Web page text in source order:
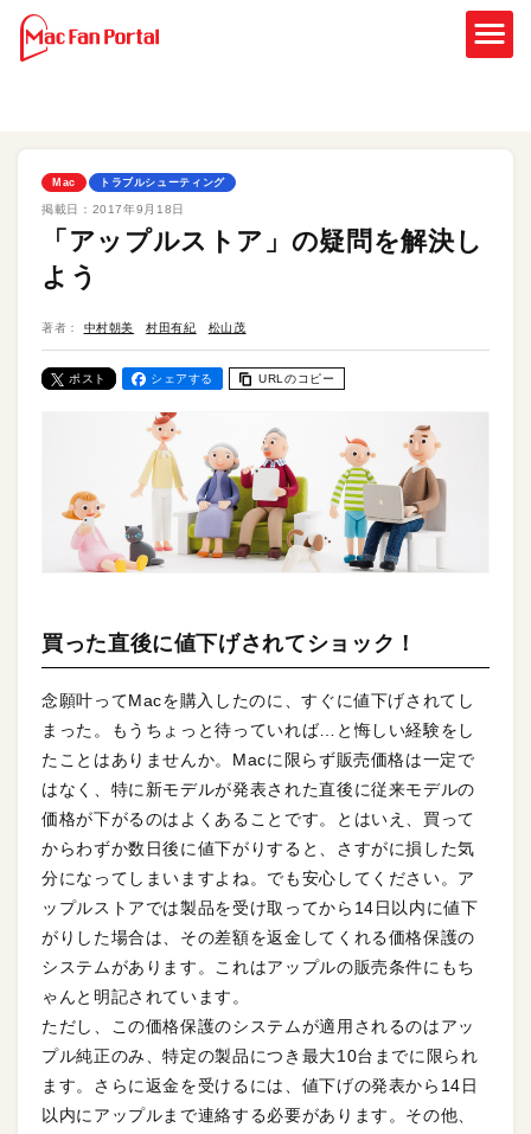
Mac トラブルシューティング
掲載日： 2017年9月18日
「アップルストア」の疑問を解決し
よう
著者： 中村朝美 村田有紀 松山茂
ポスト シェアする URLのコピー
買った直後に値下げされてショック！
念願叶ってMacを購入したのに、すぐに値下げされてし
まった。もうちょっと待っていれば…と悔しい経験をし
たことはありませんか。Macに限らず販売価格は一定で
はなく、特に新モデルが発表された直後に従来モデルの
価格が下がるのはよくあることです。とはいえ、買って
からわずか数日後に値下がりすると、さすがに損した気
分になってしまいますよね。でも安心してください。ア
ップルストアでは製品を受け取ってから14日以内に値下
がりした場合は、その差額を返金してくれる価格保護の
システムがあります。これはアップルの販売条件にもち
ゃんと明記されています。
ただし、この価格保護のシステムが適用されるのはアッ
プル純正のみ、特定の製品につき最大10台までに限られ
ます。さらに返金を受けるには、値下げの発表から14日
以内にアップルまで連絡する必要があります。その他、